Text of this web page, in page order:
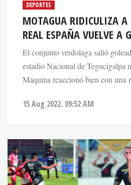
DEPORTES
MOTAGUA RIDICULIZA
REAL ESPAÑA VUELVE A
El conjunto verdolaga salió
estadio Nacional de Tegucigalpa
Máquina reaccionó bien con una
15 Aug 2022. 09:52 AM